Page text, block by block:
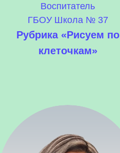
Воспитатель
ГБОУ Школа № 37
Рубрика «Рисуем по
клеточкам»